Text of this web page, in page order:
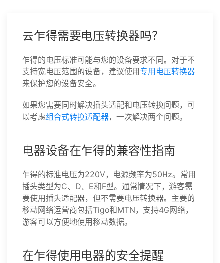
去乍得需要电压转换器吗？
乍得的电压标准可能与您的设备要求不同。对于不
支持宽电压范围的设备，建议使用专用电压转换器
来保护您的设备安全。
如果您需要同时解决插头适配和电压转换问题，可
以考虑组合式转换适配器，一次解决两个问题。
电器设备在乍得的兼容性指南
乍得的标准电压为220V，电源频率为50Hz。常用
插头类型为C、D、E和F型。通常情况下，游客需
要使用插头适配器，但不需要电压转换器。主要的
移动网络运营商包括Tigo和MTN，支持4G网络，
游客可以方便地使用移动数据。
在乍得使用电器的安全提醒